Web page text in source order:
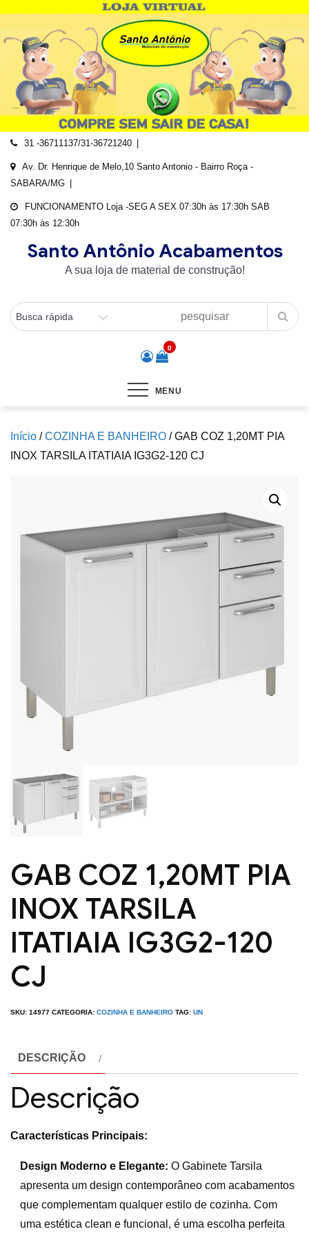
content
31 -36711137/31-36721240
Av. Dr. Henrique de Melo,10 Santo Antonio - Bairro Roça -
SABARA/MG
FUNCIONAMENTO Loja -SEG A SEX 07:30h às 17:30h SAB
07:30h às 12:30h
Santo Antônio Acabamentos
A sua loja de material de construção!
0
MENU
Início /COZINHA E BANHEIRO / GAB COZ 1,20MT PIA
INOX TARSILA ITATIAIA IG3G2-120 CJ
GAB COZ 1,20MT PIA
INOX TARSILA
ITATIAIA IG3G2-120
CJ
SKU: 14977 CATEGORIA: COZINHA E BANHEIRO TAG: UN
DESCRIÇÃO
Descrição
Características Principais:
Design Moderno e Elegante: O Gabinete Tarsila
apresenta um design contemporâneo com acabamentos
que complementam qualquer estilo de cozinha. Com
uma estética clean e funcional, é uma escolha perfeita